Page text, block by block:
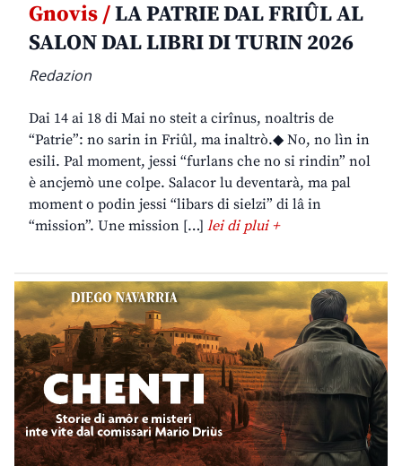
Gnovis /LA PATRIE DAL FRIÛL AL
SALON DAL LIBRI DI TURIN 2026
Redazion
Dai 14 ai 18 di Mai no steit a cirînus, noaltris de
“Patrie”: no sarin in Friûl, ma inaltrò.◆ No, no lìn in
esili. Pal moment, jessi “furlans che no si rindin” nol
è ancjemò une colpe. Salacor lu deventarà, ma pal
moment o podin jessi “libars di sielzi” di lâ in
“mission”. Une mission […] lei di plui +